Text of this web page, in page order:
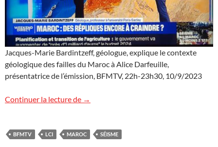
Jacques-Marie Bardintzeff, géologue, explique le contexte
géologique des failles du Maroc à Alice Darfeuille,
présentatrice de l’émission, BFMTV, 22h-23h30, 10/9/2023
Continuer la lecture de Séisme meurtrier au Maroc sur LCI et
→
BFMTV LCI MAROC SÉISME